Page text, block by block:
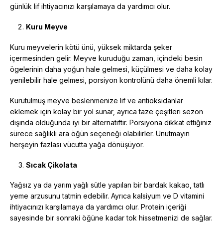
günlük lif ihtiyacınızı karşılamaya da yardımcı olur.
Kuru Meyve
Kuru meyvelerin kötü ünü, yüksek miktarda şeker
içermesinden gelir. Meyve kuruduğu zaman, içindeki besin
ögelerinin daha yoğun hale gelmesi, küçülmesi ve daha kolay
yenilebilir hale gelmesi, porsiyon kontrolünü daha önemli kılar.
Kurutulmuş meyve beslenmenize lif ve antioksidanlar
eklemek için kolay bir yol sunar, ayrıca taze çeşitleri sezon
dışında olduğunda iyi bir alternatiftir. Porsiyona dikkat ettiğiniz
sürece sağlıklı ara öğün seçeneği olabilirler. Unutmayın
herşeyin fazlası vücutta yağa dönüşüyor.
Sıcak Çikolata
Yağsız ya da yarım yağlı sütle yapılan bir bardak kakao, tatlı
yeme arzusunu tatmin edebilir. Ayrıca kalsiyum ve D vitamini
ihtiyacınızı karşılamaya da yardımcı olur. Protein içeriği
sayesinde bir sonraki öğüne kadar tok hissetmenizi de sağlar.